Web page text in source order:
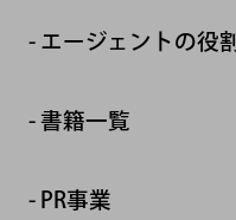
エージェントの役割
書籍一覧
PR事業